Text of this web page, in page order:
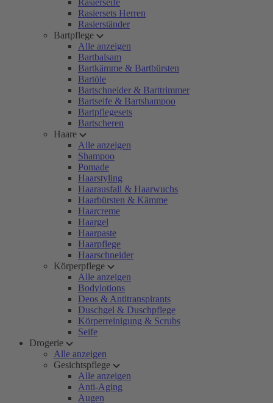
Rasierseife
Rasiersets Herren
Rasierständer
Bartpflege
Alle anzeigen
Bartbalsam
Bartkämme & Bartbürsten
Bartöle
Bartschneider & Barttrimmer
Bartseife & Bartshampoo
Bartpflegesets
Bartscheren
Haare
Alle anzeigen
Shampoo
Pomade
Haarstyling
Haarausfall & Haarwuchs
Haarbürsten & Kämme
Haarcreme
Haargel
Haarpaste
Haarpflege
Haarschneider
Körperpflege
Alle anzeigen
Bodylotions
Deos & Antitranspirants
Duschgel & Duschpflege
Körperreinigung & Scrubs
Seife
Drogerie
Alle anzeigen
Gesichtspflege
Alle anzeigen
Anti-Aging
Augen